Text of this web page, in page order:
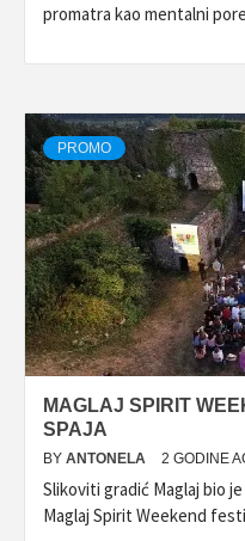
promatra kao mentalni
PROMO
MAGLAJ SPIRIT
SPAJA
BY ANTONELA 2 GODINE
Slikoviti gradić Maglaj bio
Maglaj Spirit Weekend